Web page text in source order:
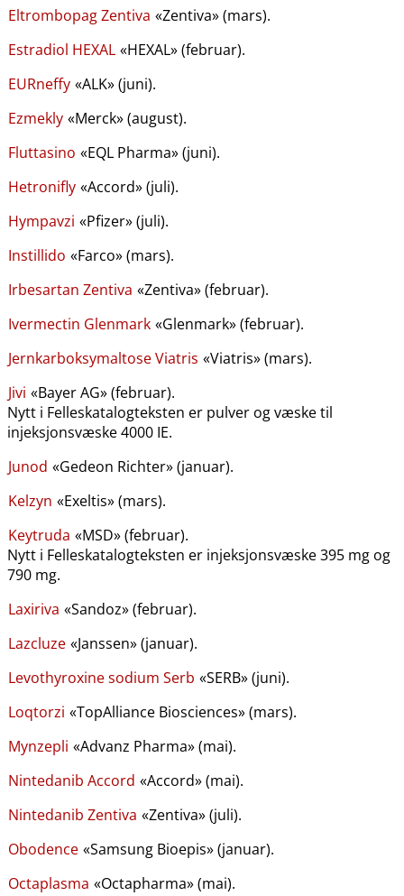
Eltrombopag Zentiva «Zentiva» (mars).
Estradiol HEXAL «HEXAL» (februar).
EURneffy «ALK» (juni).
Ezmekly «Merck» (august).
Fluttasino «EQL Pharma» (juni).
Hetronifly «Accord» (juli).
Hympavzi «Pfizer» (juli).
Instillido «Farco» (mars).
Irbesartan Zentiva «Zentiva» (februar).
Ivermectin Glenmark «Glenmark» (februar).
Jernkarboksymaltose Viatris «Viatris» (mars).
Jivi «Bayer AG» (februar).
Nytt i Felleskatalogteksten er pulver og væske til
injeksjonsvæske 4000 IE.
Junod «Gedeon Richter» (januar).
Kelzyn «Exeltis» (mars).
Keytruda «MSD» (februar).
Nytt i Felleskatalogteksten er injeksjonsvæske 395 mg og
790 mg.
Laxiriva «Sandoz» (februar).
Lazcluze «Janssen» (januar).
Levothyroxine sodium Serb «SERB» (juni).
Loqtorzi «TopAlliance Biosciences» (mars).
Mynzepli «Advanz Pharma» (mai).
Nintedanib Accord «Accord» (mai).
Nintedanib Zentiva «Zentiva» (juli).
Obodence «Samsung Bioepis» (januar).
Octaplasma «Octapharma» (mai).